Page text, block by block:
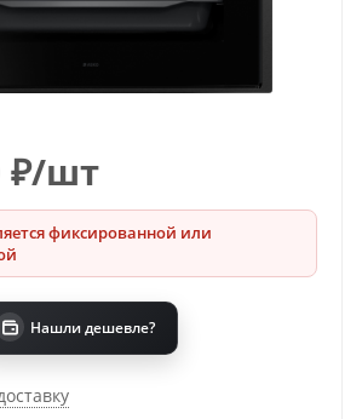
₽/шт
фиксированной или
Нашли дешевле?